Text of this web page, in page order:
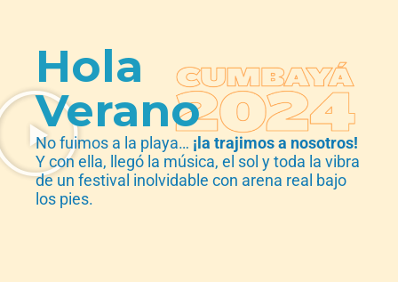
Hola
Verano
No fuimos a la playa… ¡la trajimos a nosotros!
Y con ella, llegó la música, el sol y toda la vibra
de un festival inolvidable con arena real bajo
los pies.